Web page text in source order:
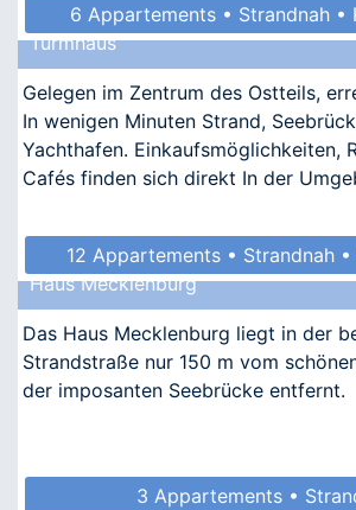
6 Appartements • Strandnah •
Turmhaus
Gelegen im Zentrum des Ostteils,
In wenigen Minuten Strand,
Yachthafen. Einkaufsmöglichkeiten,
Cafés finden sich direkt In der
12 Appartements • Strandnah
Haus Mecklenburg
Das Haus Mecklenburg liegt in der
Strandstraße nur 150 m vom
der imposanten Seebrücke entfernt.
3 Appartements •